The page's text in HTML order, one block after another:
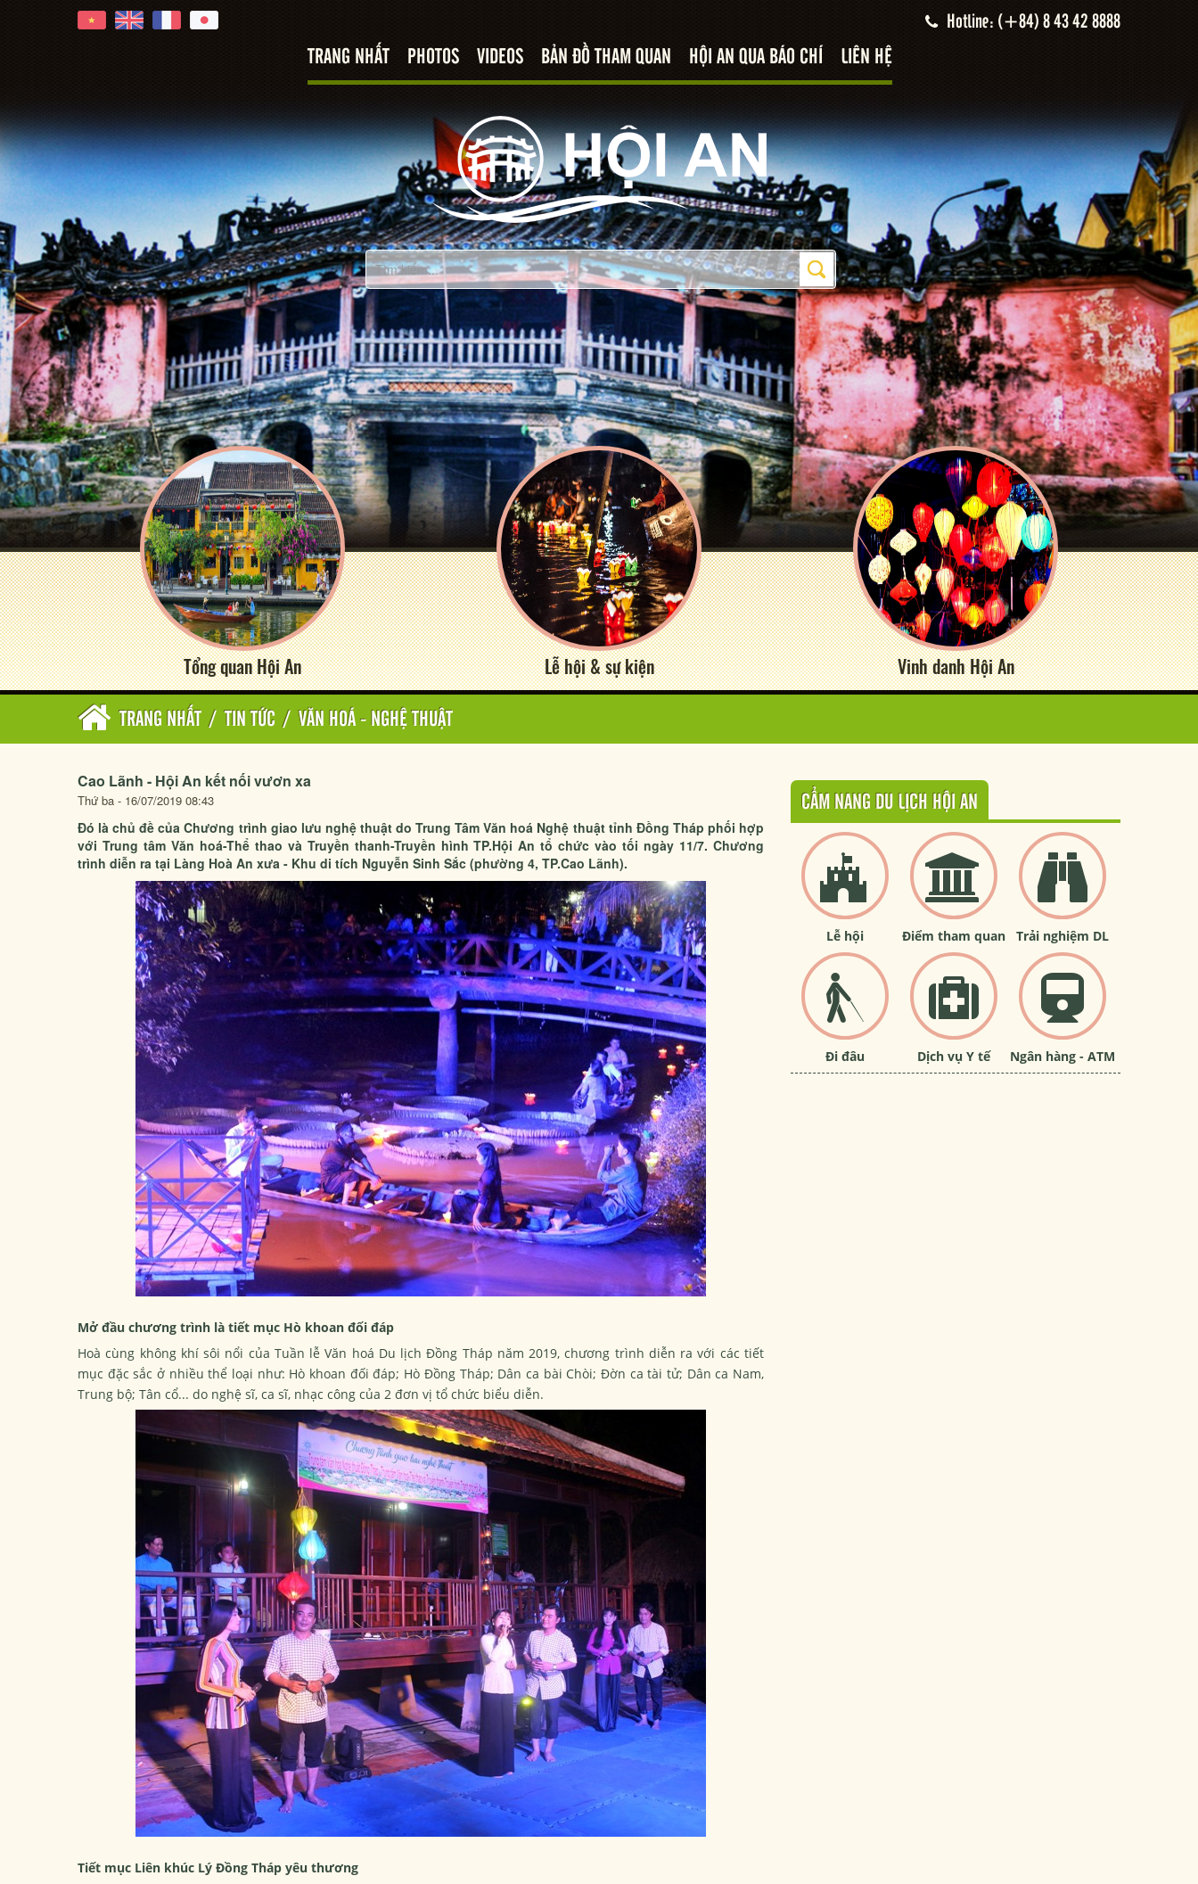
Hotline: (+84) 8 43 42 8888
TRANG NHẤT PHOTOS VIDEOS BẢN ĐỒ THAM QUAN HỘI AN QUA BÁO CHÍ LIÊN HỆ
Tổng quan Hội An Lễ hội & sự kiện Vinh danh Hội An
TRANG NHẤT / TIN TỨC / VĂN HOÁ - NGHỆ THUẬT
Cao Lãnh - Hội An kết nối vươn xa
Thứ ba - 16/07/2019 08:43
Đó là chủ đề của Chương trình giao lưu nghệ thuật do Trung Tâm Văn hoá Nghệ thuật tỉnh Đồng Tháp phối hợp
với Trung tâm Văn hoá-Thể thao và Truyền thanh-Truyền hình TP.Hội An tổ chức vào tối ngày 11/7. Chương
trình diễn ra tại Làng Hoà An xưa - Khu di tích Nguyễn Sinh Sắc (phường 4, TP.Cao Lãnh).
Mở đầu chương trình là tiết mục Hò khoan đối đáp
Hoà cùng không khí sôi nổi của Tuần lễ Văn hoá Du lịch Đồng Tháp năm 2019, chương trình diễn ra với các tiết
mục đặc sắc ở nhiều thể loại như: Hò khoan đối đáp; Hò Đồng Tháp; Dân ca bài Chòi; Đờn ca tài tử; Dân ca Nam,
Trung bộ; Tân cổ... do nghệ sĩ, ca sĩ, nhạc công của 2 đơn vị tổ chức biểu diễn.
Tiết mục Liên khúc Lý Đồng Tháp yêu thương
CẨM NANG DU LỊCH HỘI AN
Lễ hội Điểm tham quan Trải nghiệm DL
Đi đâu Dịch vụ Y tế Ngân hàng - ATM